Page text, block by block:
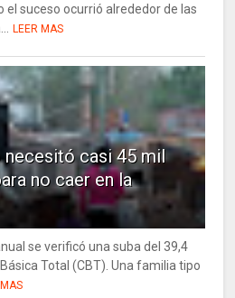
el suceso ocurrió alrededor de las
LEER MAS
necesitó casi 45 mil
no caer en la
se verificó una suba del 39,4
Total (CBT). Una familia tipo